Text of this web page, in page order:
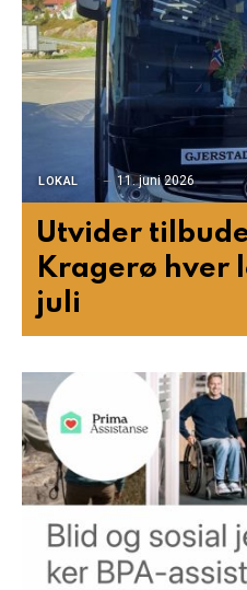
LOKAL 11. juni 2026
Utvider
Kragerø hver
juli